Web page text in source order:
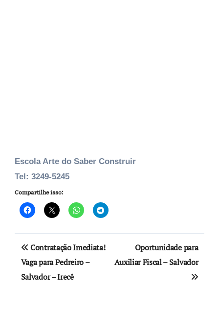
Escola Arte do Saber Construir
Tel: 3249-5245
Compartilhe isso:
Navegação
de
Post
Contratação Imediata!
Vaga para Pedreiro –
Salvador – Irecê
Oportunidade para
Auxiliar Fiscal – Salvador